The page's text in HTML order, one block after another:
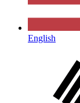
English